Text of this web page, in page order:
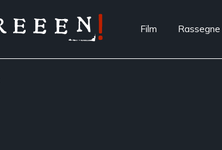
Film Rassegne